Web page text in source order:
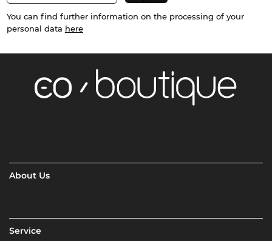
You can find further information on the processing of your
personal data here
About Us
Service